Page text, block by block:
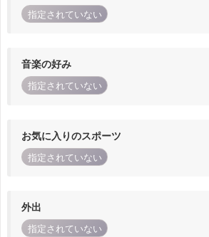
指定されていない
音楽の好み
指定されていない
お気に入りのスポーツ
指定されていない
外出
指定されていない